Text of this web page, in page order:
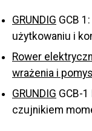
GRUNDIG GCB
użytkowaniu i
Rower
wrażenia i
GRUNDIG GCB-
czujnikiem